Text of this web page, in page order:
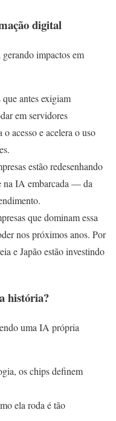
digital
impactos em
que antes exigiam
em servidores
acesso e acelera o uso
estão redesenhando
na IA embarcada — da
que dominam essa
nos próximos anos. Por
e Japão estão investindo
história?
uma IA própria
os chips definem
ela roda é tão